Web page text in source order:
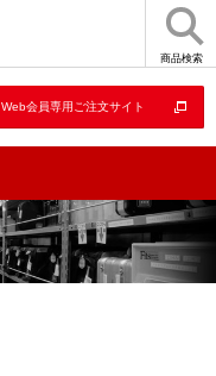
商品検索
Web会員専用ご注文サイト